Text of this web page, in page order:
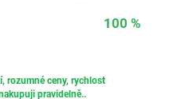
100 %
rozumné ceny, rychlost
pravidelně..